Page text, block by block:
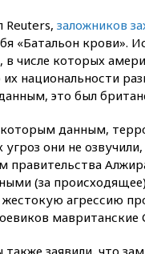
Reuters, заложников
«Батальон крови».
в числе которых
национальности
это был
данным,
они не
правительства
(за
агрессию
заявили, что